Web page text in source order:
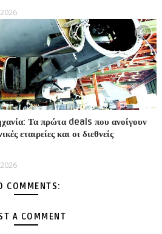
Τα πρώτα deals που ανοίγουν
εταιρείες και οι διεθνείς
COMMENTS:
A COMMENT